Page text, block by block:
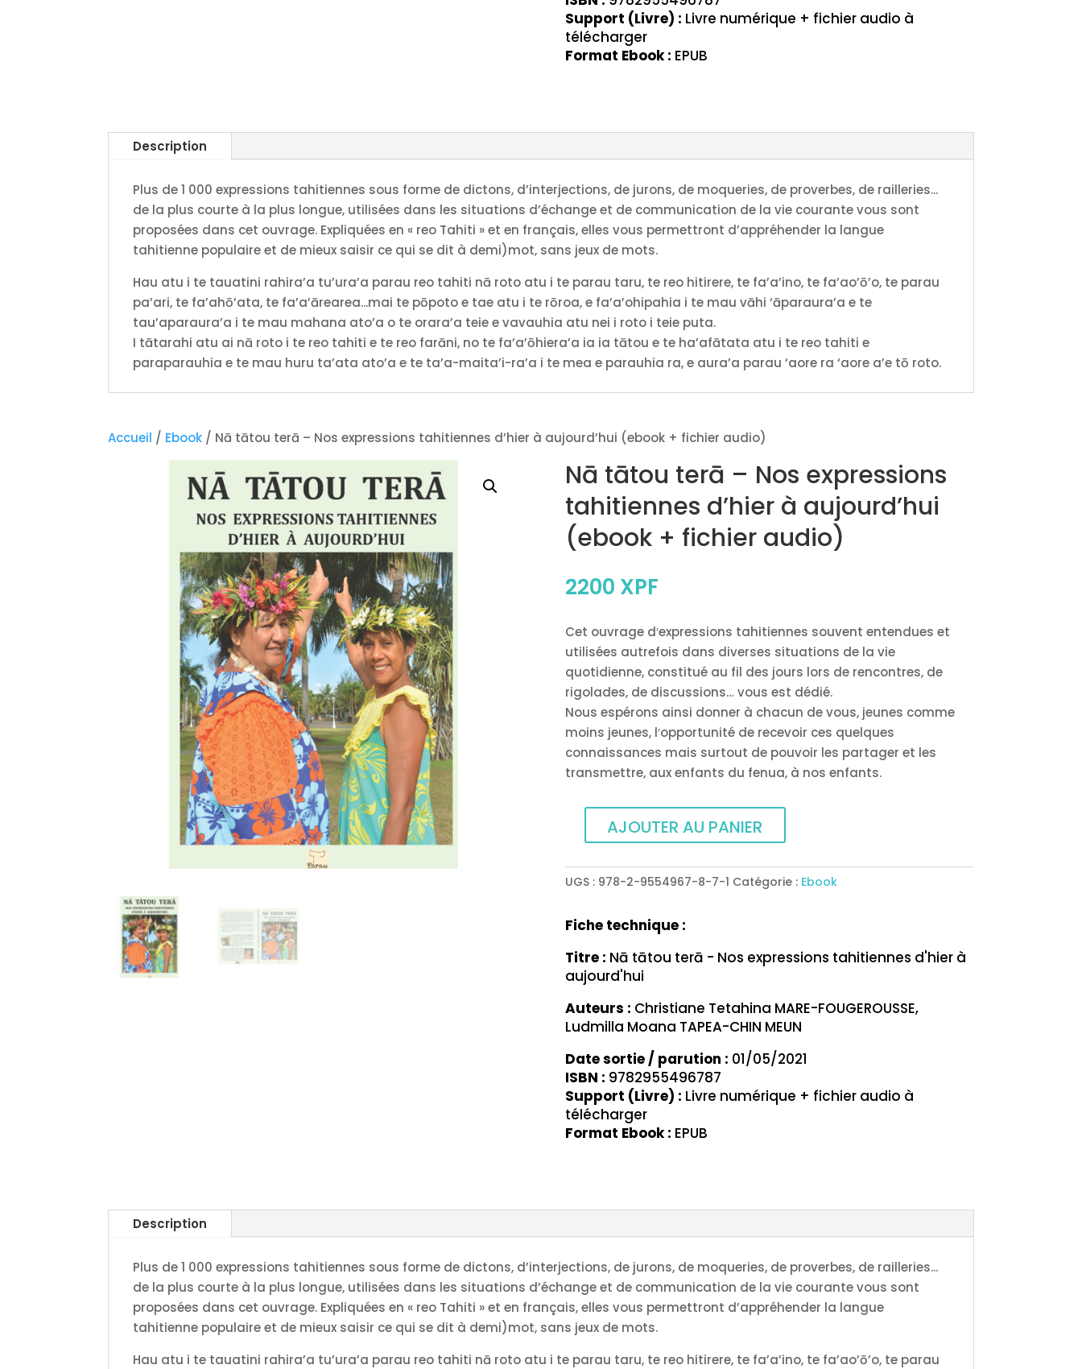
+
fichier
audio)
Support (Livre) : Livre numérique + fichier audio à
télécharger
Format Ebook : EPUB
Description
Plus de 1 000 expressions tahitiennes sous forme de dictons, d’interjections, de jurons, de moqueries, de proverbes, de railleries...
de la plus courte à la plus longue, utilisées dans les situations d’échange et de communication de la vie courante vous sont
proposées dans cet ouvrage. Expliquées en « reo Tahiti » et en français, elles vous permettront d’appréhender la langue
tahitienne populaire et de mieux saisir ce qui se dit à demi)mot, sans jeux de mots.
Hau atu i te tauatini rahira’a tu’ura’a parau reo tahiti nā roto atu i te parau taru, te reo hitirere, te fa’a’ino, te fa’ao’ō’o, te parau
pa’ari, te fa’ahō’ata, te fa’a’ārearea...mai te pōpoto e tae atu i te rōroa, e fa’a’ohipahia i te mau vāhi ‘āparaura’a e te
tau’aparaura’a i te mau mahana ato’a o te orara’a teie e vavauhia atu nei i roto i teie puta.
I tātarahi atu ai nā roto i te reo tahiti e te reo farāni, no te fa’a’ōhiera’a ia ia tātou e te ha’afātata atu i te reo tahiti e
paraparauhia e te mau huru ta’ata ato’a e te ta’a-maita’i-ra’a i te mea e parauhia ra, e aura’a parau ‘aore ra ‘aore a’e tō roto.
Accueil / Ebook / Nā tātou terā – Nos expressions tahitiennes d’hier à aujourd’hui (ebook + fichier audio)
Nā tātou terā – Nos expressions
tahitiennes d’hier à aujourd’hui
(ebook + fichier audio)
2200 XPF
Cet ouvrage d′expressions tahitiennes souvent entendues et
utilisées autrefois dans diverses situations de la vie
quotidienne, constitué au fil des jours lors de rencontres, de
rigolades, de discussions… vous est dédié.
Nous espérons ainsi donner à chacun de vous, jeunes comme
moins jeunes, l′opportunité de recevoir ces quelques
connaissances mais surtout de pouvoir les partager et les
transmettre, aux enfants du fenua, à nos enfants.
quantité
Nā
-
Nos
expressions
d'hier
à
aujourd'hui
(ebook
+
fichier
audio)
AJOUTER AU PANIER
UGS : 978-2-9554967-8-7-1 Catégorie : Ebook
Fiche technique :
Titre : Nā tātou terā - Nos expressions tahitiennes d'hier à
aujourd'hui
Auteurs : Christiane Tetahina MARE-FOUGEROUSSE,
Ludmilla Moana TAPEA-CHIN MEUN
Date sortie / parution : 01/05/2021
ISBN : 9782955496787
Support (Livre) : Livre numérique + fichier audio à
télécharger
Format Ebook : EPUB
Description
Plus de 1 000 expressions tahitiennes sous forme de dictons, d’interjections, de jurons, de moqueries, de proverbes, de railleries...
de la plus courte à la plus longue, utilisées dans les situations d’échange et de communication de la vie courante vous sont
proposées dans cet ouvrage. Expliquées en « reo Tahiti » et en français, elles vous permettront d’appréhender la langue
tahitienne populaire et de mieux saisir ce qui se dit à demi)mot, sans jeux de mots.
Hau atu i te tauatini rahira’a tu’ura’a parau reo tahiti nā roto atu i te parau taru, te reo hitirere, te fa’a’ino, te fa’ao’ō’o, te parau